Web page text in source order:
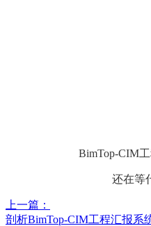
BimTop-CIM
还在等
上一篇：
剖析BimTop-CIM工程汇报系